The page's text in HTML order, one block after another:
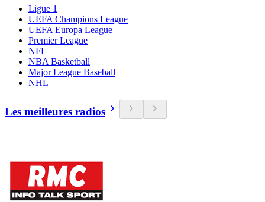
Ligue 1
UEFA Champions League
UEFA Europa League
Premier League
NFL
NBA Basketball
Major League Baseball
NHL
Les meilleures radios